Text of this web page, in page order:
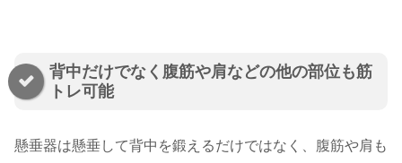
背中だけでなく腹筋や肩などの他の部位も筋
トレ可能
懸垂器は懸垂して背中を鍛えるだけではなく、腹筋や肩も